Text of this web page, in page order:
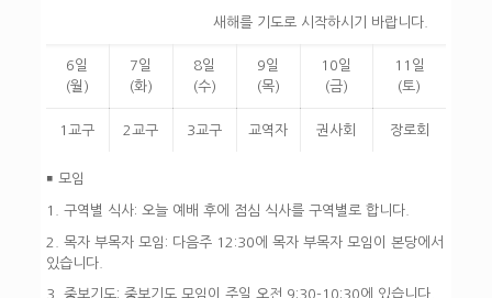
새해를 기도로 시작하시기 바랍니다.
6일
(월)
7일
(화)
8일
(수)
9일
(목)
10일
(금)
11일
(토)
1교구 2교구 3교구 교역자 권사회 장로회
￭ 모임
1. 구역별 식사: 오늘 예배 후에 점심 식사를 구역별로 합니다.
2. 목자 부목자 모임: 다음주 12:30에 목자 부목자 모임이 본당에서
있습니다.
3. 중보기도: 중보기도 모임이 주일 오전 9:30-10:30에 있습니다.